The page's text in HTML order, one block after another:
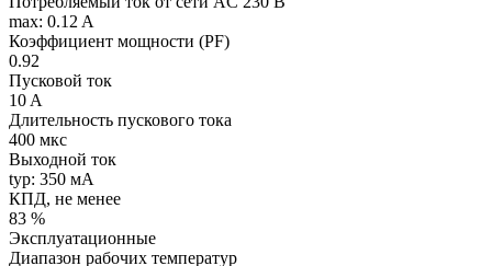
max: 0.12 A
Коэффициент мощности (PF)
0.92
Пусковой ток
10 A
Длительность пускового тока
400 мкс
Выходной ток
typ: 350 мA
КПД, не менее
83 %
Эксплуатационные
Диапазон рабочих температур